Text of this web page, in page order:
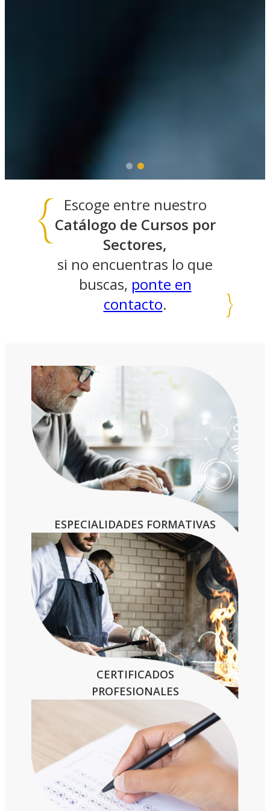
Escoge entre nuestro
Catálogo de Cursos por
Sectores,
si no encuentras lo que
buscas, ponte en
contacto.
ESPECIALIDADES FORMATIVAS
CERTIFICADOS
PROFESIONALES